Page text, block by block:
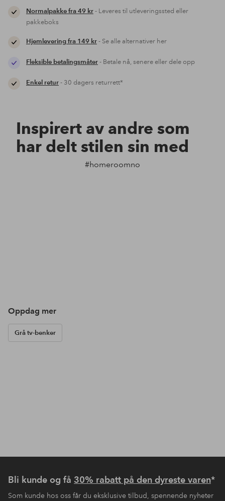
Normalpakke fra 49 kr- Leveres til utleveringssted eller
pakkeboks
Hjemlevering fra 149 kr- Se alle alternativer her
Fleksible betalingsmåter- Betale nå, senere eller dele opp
Enkel retur- 30 dagers returrett*
Inspirert av andre som
har delt stilen sin med
#homeroomno
Oppdag mer
Grå tv-benker
Bli kunde og få 30% rabatt på den dyreste varen*
Som kunde hos oss får du eksklusive tilbud, spennende nyheter